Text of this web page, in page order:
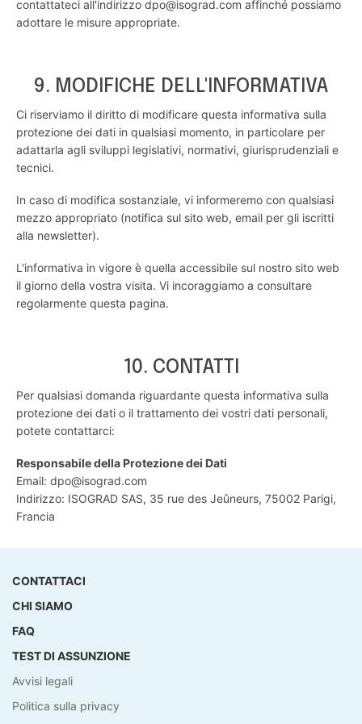
contattateci all'indirizzo dpo@isograd.com affinché possiamo
adottare le misure appropriate.
9. MODIFICHE DELL'INFORMATIVA
Ci riserviamo il diritto di modificare questa informativa sulla
protezione dei dati in qualsiasi momento, in particolare per
adattarla agli sviluppi legislativi, normativi, giurisprudenziali e
tecnici.
In caso di modifica sostanziale, vi informeremo con qualsiasi
mezzo appropriato (notifica sul sito web, email per gli iscritti
alla newsletter).
L'informativa in vigore è quella accessibile sul nostro sito web
il giorno della vostra visita. Vi incoraggiamo a consultare
regolarmente questa pagina.
10. CONTATTI
Per qualsiasi domanda riguardante questa informativa sulla
protezione dei dati o il trattamento dei vostri dati personali,
potete contattarci:
Responsabile della Protezione dei Dati
Email: dpo@isograd.com
Indirizzo: ISOGRAD SAS, 35 rue des Jeûneurs, 75002 Parigi,
Francia
CONTATTACI
CHI SIAMO
FAQ
TEST DI ASSUNZIONE
Avvisi legali
Politica sulla privacy